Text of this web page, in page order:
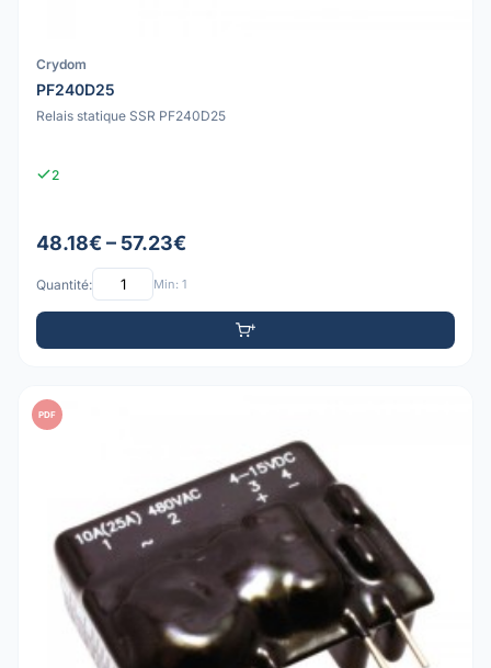
Crydom
PF240D25
Relais statique SSR PF240D25
2
48.18€ – 57.23€
Quantité: Min: 1
PDF